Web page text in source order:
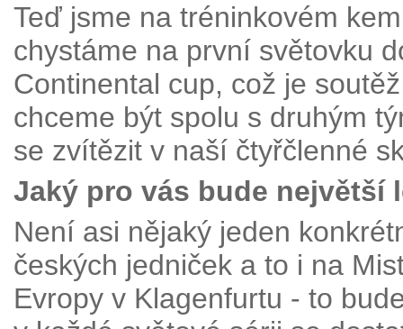
Teď jsme na tréninkovém
chystáme na první světovku
Continental cup, což je
chceme být spolu s druhým
se zvítězit v naší čtyřčlenné
Jaký pro vás bude největší
Není asi nějaký jeden
českých jedniček a to i na
Evropy v Klagenfurtu - to